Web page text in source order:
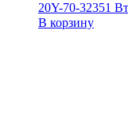
20Y-70-32351
В корзину